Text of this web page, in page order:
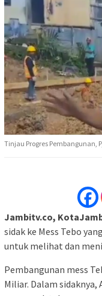
Tinjau Progres Pembangunan,
Jambitv.co,
sidak ke Mess Tebo
untuk melihat dan
Pembangunan mess
Miliar. Dalam